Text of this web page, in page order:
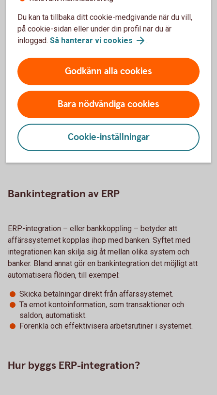
ERP står för Enterprise Resource Planning – på svenska
som hjälper företag att hantera olika delar av verksamheten,
som ekonomi, HR, logistik eller tillverkning. De finns i
många former – från små bokföringsprogram till
avancerade system för stora företag.
När vi pratar om ERP-system inkluderar vi också andra
system där en bankkoppling kan vara till nytta – till
exempel lönesystem, fastighetssystem eller enklare
redovisnings- och bokföringsprogram.
Bankintegration av ERP
ERP-integration – eller bankkoppling – betyder att
affärssystemet kopplas ihop med banken. Syftet med
integrationen kan skilja sig åt mellan olika system och
banker. Bland annat gör en bankintegration det möjligt att
automatisera flöden, till exempel:
Skicka betalningar direkt från affärssystemet.
Ta emot kontoinformation, som transaktioner och
saldon, automatiskt.
Förenkla och effektivisera arbetsrutiner i systemet.
Hur byggs ERP-integration?
Du kan ta tillbaka ditt cookie-medgivande när du vill,
på cookie-sidan eller under din profil när du är
inloggad. Så hanterar vi cookies .
Godkänn alla cookies
Bara nödvändiga cookies
Cookie-inställningar